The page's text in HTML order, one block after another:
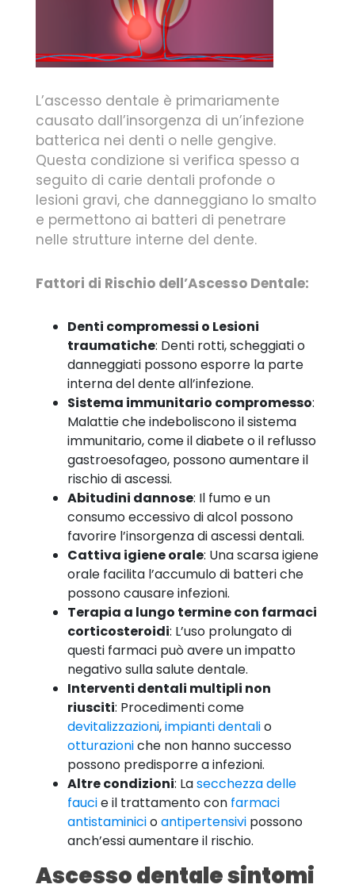
L’ascesso dentale è primariamente
causato dall’insorgenza di un’infezione
batterica nei denti o nelle gengive.
Questa condizione si verifica spesso a
seguito di carie dentali profonde o
lesioni gravi, che danneggiano lo smalto
e permettono ai batteri di penetrare
nelle strutture interne del dente.
Fattori di Rischio dell’Ascesso Dentale:
Denti compromessi o Lesioni
traumatiche: Denti rotti, scheggiati o
danneggiati possono esporre la parte
interna del dente all’infezione.
Sistema immunitario compromesso:
Malattie che indeboliscono il sistema
immunitario, come il diabete o il reflusso
gastroesofageo, possono aumentare il
rischio di ascessi.
Abitudini dannose: Il fumo e un
consumo eccessivo di alcol possono
favorire l’insorgenza di ascessi dentali.
Cattiva igiene orale: Una scarsa igiene
orale facilita l’accumulo di batteri che
possono causare infezioni.
Terapia a lungo termine con farmaci
corticosteroidi: L’uso prolungato di
questi farmaci può avere un impatto
negativo sulla salute dentale.
Interventi dentali multipli non
riusciti: Procedimenti come
devitalizzazioni,impianti dentalio
otturazioniche non hanno successo
possono predisporre a infezioni.
Altre condizioni: Lasecchezza delle
faucie il trattamento con farmaci
antistaminicioantipertensivi possono
anch’essi aumentare il rischio.
Ascesso dentale sintomi